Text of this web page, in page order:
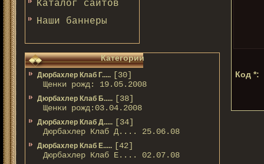
Каталог сайтов
Наши баннеры
Категории
Дюрбахлер Клаб Г..... [30]
Щенки рожд: 19.05.2008
Дюрбахлер Клаб Б..... [38]
Щенки рожд:03.04.2008
Дюрбахлер Клаб Д..... [34]
Дюрбахлер Клаб Д.... 25.06.08
Дюрбахлер Клаб Е..... [42]
Дюрбахлер Клаб Е.... 02.07.08
Код *: